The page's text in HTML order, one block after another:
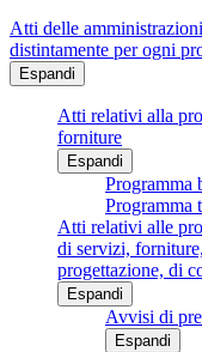
Atti delle
distintamente per ogni
Espandi
Atti relativi alla
forniture
Espandi
Programma
Programma
Atti relativi alle
di servizi,
progettazione, di
Espandi
Avvisi di
Espandi